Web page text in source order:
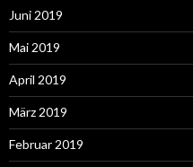
Juni 2019
Mai 2019
April 2019
März 2019
Februar 2019